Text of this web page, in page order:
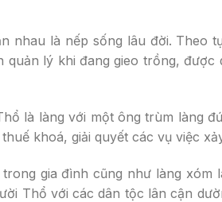
nhau là nếp sống lâu đời. Theo
lý khi đang gieo trồng,
là làng với một ông trùm làng
khoá, giải quyết các vụ việc
gia đình cũng như làng xóm
Thổ với các dân tộc lân cận